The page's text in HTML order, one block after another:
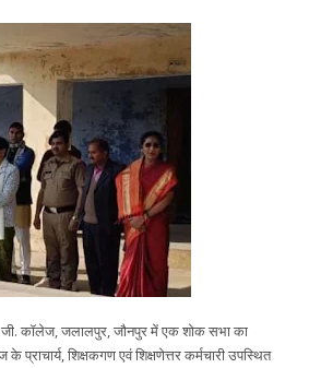
जी. कॉलेज, जलालपुर, जौनपुर में एक शोक सभा का
शिक्षकगण एवं शिक्षणेत्तर कर्मचारी उपस्थित